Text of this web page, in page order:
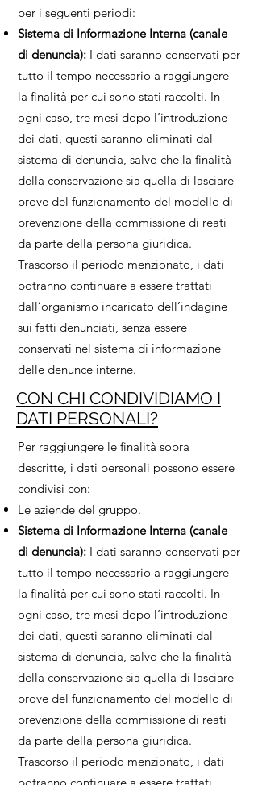
per i seguenti periodi:
Sistema di Informazione Interna (canale
di denuncia): I dati saranno conservati per
tutto il tempo necessario a raggiungere
la finalità per cui sono stati raccolti. In
ogni caso, tre mesi dopo l’introduzione
dei dati, questi saranno eliminati dal
sistema di denuncia, salvo che la finalità
della conservazione sia quella di lasciare
prove del funzionamento del modello di
prevenzione della commissione di reati
da parte della persona giuridica.
Trascorso il periodo menzionato, i dati
potranno continuare a essere trattati
dall’organismo incaricato dell’indagine
sui fatti denunciati, senza essere
conservati nel sistema di informazione
delle denunce interne.
CON CHI CONDIVIDIAMO I
DATI PERSONALI?
Per raggiungere le finalità sopra
descritte, i dati personali possono essere
condivisi con:
Le aziende del gruppo.
Sistema di Informazione Interna (canale
di denuncia): I dati saranno conservati per
tutto il tempo necessario a raggiungere
la finalità per cui sono stati raccolti. In
ogni caso, tre mesi dopo l’introduzione
dei dati, questi saranno eliminati dal
sistema di denuncia, salvo che la finalità
della conservazione sia quella di lasciare
prove del funzionamento del modello di
prevenzione della commissione di reati
da parte della persona giuridica.
Trascorso il periodo menzionato, i dati